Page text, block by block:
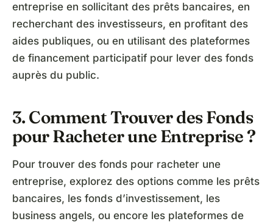
entreprise en sollicitant des prêts bancaires, en
recherchant des investisseurs, en profitant des
aides publiques, ou en utilisant des plateformes
de financement participatif pour lever des fonds
auprès du public.
3. Comment Trouver des Fonds
pour Racheter une Entreprise ?
Pour trouver des fonds pour racheter une
entreprise, explorez des options comme les prêts
bancaires, les fonds d’investissement, les
business angels, ou encore les plateformes de